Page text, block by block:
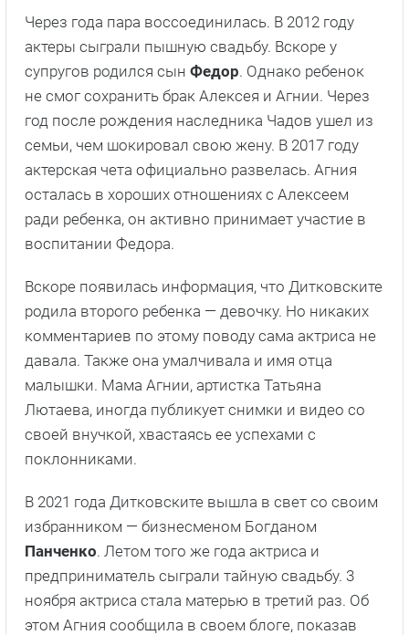
Через года пара воссоединилась. В 2012 году
актеры сыграли пышную свадьбу. Вскоре у
супругов родился сын Федор. Однако ребенок
не смог сохранить брак Алексея и Агнии. Через
год после рождения наследника Чадов ушел из
семьи, чем шокировал свою жену. В 2017 году
актерская чета официально развелась. Агния
осталась в хороших отношениях с Алексеем
ради ребенка, он активно принимает участие в
воспитании Федора.
Вскоре появилась информация, что Дитковските
родила второго ребенка — девочку. Но никаких
комментариев по этому поводу сама актриса не
давала. Также она умалчивала и имя отца
малышки. Мама Агнии, артистка Татьяна
Лютаева, иногда публикует снимки и видео со
своей внучкой, хвастаясь ее успехами с
поклонниками.
В 2021 года Дитковските вышла в свет со своим
избранником — бизнесменом Богданом
Панченко. Летом того же года актриса и
предприниматель сыграли тайную свадьбу. 3
ноября актриса стала матерью в третий раз. Об
этом Агния сообщила в своем блоге, показав